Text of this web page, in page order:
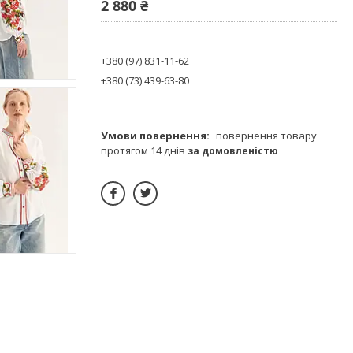
2 880 ₴
+380 (97) 831-11-62
+380 (73) 439-63-80
повернення товару
протягом 14 днів за домовленістю